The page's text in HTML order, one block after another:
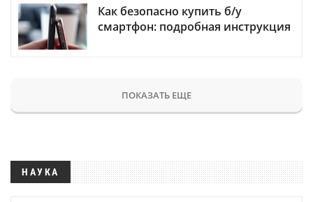
Как безопасно купить б/у
смартфон: подробная инструкция
ПОКАЗАТЬ ЕЩЕ
НАУКА